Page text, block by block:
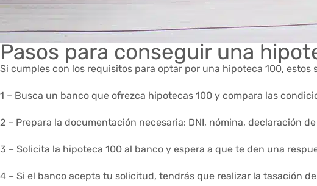
Pasos para conseguir una
Si cumples con los requisitos para optar por una hipoteca 100,
1 – Busca un banco que ofrezca hipotecas 100 y compara las
2 – Prepara la documentación necesaria: DNI, nómina, declaración
3 – Solicita la hipoteca 100 al banco y espera a que te den una
4 – Si el banco acepta tu solicitud, tendrás que realizar la tasación